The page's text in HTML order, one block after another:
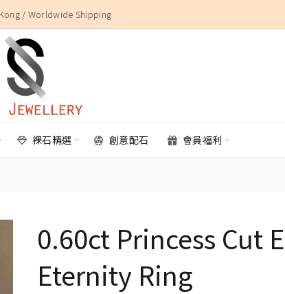
/ Worldwide Shipping
裸石精選 創意配石 會員福利
0.60ct Princess Cut
Eternity Ring